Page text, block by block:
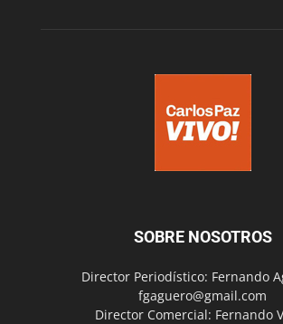
SOBRE NOSOTROS
Director Periodístico: Fernando
fgaguero@gmail.com
Director Comercial: Fernando